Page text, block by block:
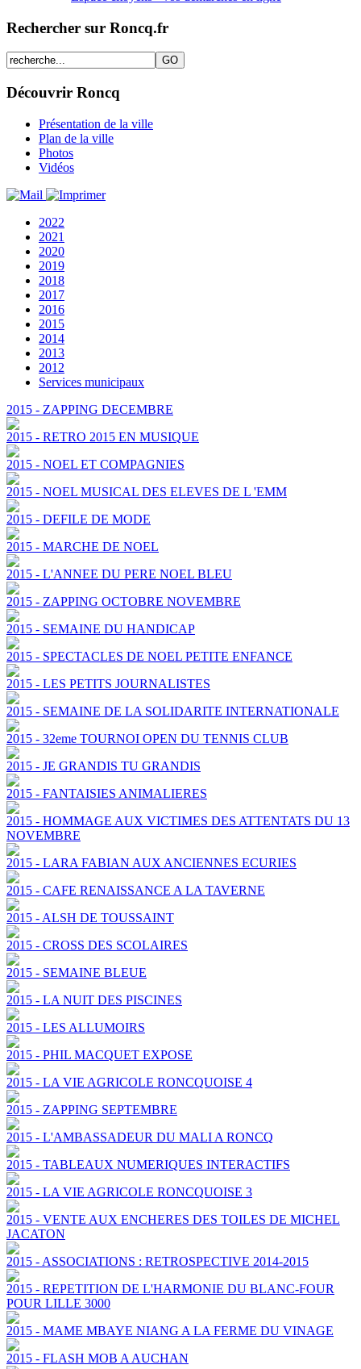
Rechercher sur Roncq.fr
Découvrir Roncq
Présentation de la ville
Plan de la ville
Photos
Vidéos
2022
2021
2020
2019
2018
2017
2016
2015
2014
2013
2012
Services municipaux
2015 - ZAPPING DECEMBRE
2015 - RETRO 2015 EN MUSIQUE
2015 - NOEL ET COMPAGNIES
2015 - NOEL MUSICAL DES ELEVES DE L 'EMM
2015 - DEFILE DE MODE
2015 - MARCHE DE NOEL
2015 - L'ANNEE DU PERE NOEL BLEU
2015 - ZAPPING OCTOBRE NOVEMBRE
2015 - SEMAINE DU HANDICAP
2015 - SPECTACLES DE NOEL PETITE ENFANCE
2015 - LES PETITS JOURNALISTES
2015 - SEMAINE DE LA SOLIDARITE INTERNATIONALE
2015 - 32eme TOURNOI OPEN DU TENNIS CLUB
2015 - JE GRANDIS TU GRANDIS
2015 - FANTAISIES ANIMALIERES
2015 - HOMMAGE AUX VICTIMES DES ATTENTATS DU 13
NOVEMBRE
2015 - LARA FABIAN AUX ANCIENNES ECURIES
2015 - CAFE RENAISSANCE A LA TAVERNE
2015 - ALSH DE TOUSSAINT
2015 - CROSS DES SCOLAIRES
2015 - SEMAINE BLEUE
2015 - LA NUIT DES PISCINES
2015 - LES ALLUMOIRS
2015 - PHIL MACQUET EXPOSE
2015 - LA VIE AGRICOLE RONCQUOISE 4
2015 - ZAPPING SEPTEMBRE
2015 - L'AMBASSADEUR DU MALI A RONCQ
2015 - TABLEAUX NUMERIQUES INTERACTIFS
2015 - LA VIE AGRICOLE RONCQUOISE 3
2015 - VENTE AUX ENCHERES DES TOILES DE MICHEL
JACATON
2015 - ASSOCIATIONS : RETROSPECTIVE 2014-2015
2015 - REPETITION DE L'HARMONIE DU BLANC-FOUR
POUR LILLE 3000
2015 - MAME MBAYE NIANG A LA FERME DU VINAGE
2015 - FLASH MOB A AUCHAN